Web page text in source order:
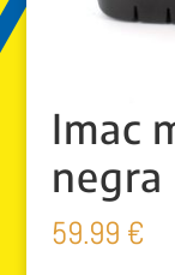
Imac
59.99 €